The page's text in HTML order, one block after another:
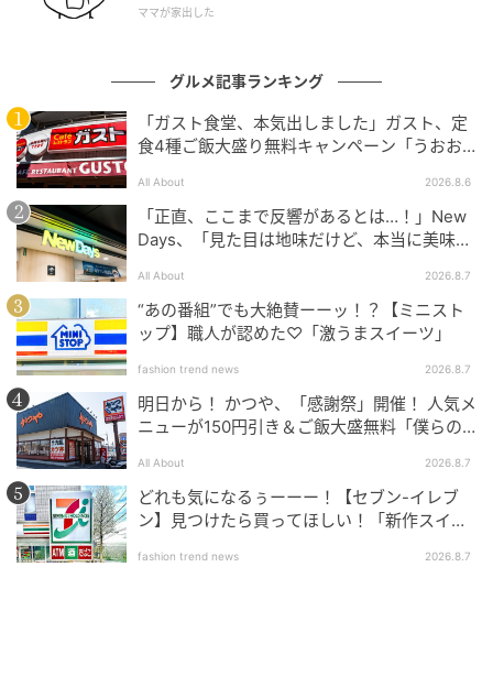
SWEETWEB.JP
イートイン / テイクアウト ￥950（COLD）
こちらは、毎年大人気を博するいちごのフローズンド
リンク。鮮やかなラズベリーソースが加えられてお
り、見た目も華やかな一杯になっています。ギュッと
濃厚ないちごの甘酸っぱさをめいっぱい楽しんで。目
が覚めるようなフレッシュさは、これからの暖かい季
節にもピッタリでしょう。※ドリンク類は岡山店を除
く全店で販売。
スイーツ3種をチェック！
①シャンティークリームのご褒美感が最高な
ママが家出した
グルメ記事ランキング
「ガスト食堂、本気出しました」ガスト、定
食4種ご飯大盛り無料キャンペーン「うおお
All About 2026.8.6
「正直、ここまで反響があるとは…！」New
Days、「見た目は地味だけど、本当に美味し
All About 2026.8.7
“あの番組”でも大絶賛ーーッ！？【ミニスト
ップ】職人が認めた♡「激うまスイーツ」
fashion trend news 2026.8.7
明日から！ かつや、「感謝祭」開催！ 人気メ
ニューが150円引き＆ご飯大盛無料「僕らの
All About 2026.8.7
どれも気になるぅーーー！【セブン-イレブ
ン】見つけたら買ってほしい！「新作スイー
fashion trend news 2026.8.7